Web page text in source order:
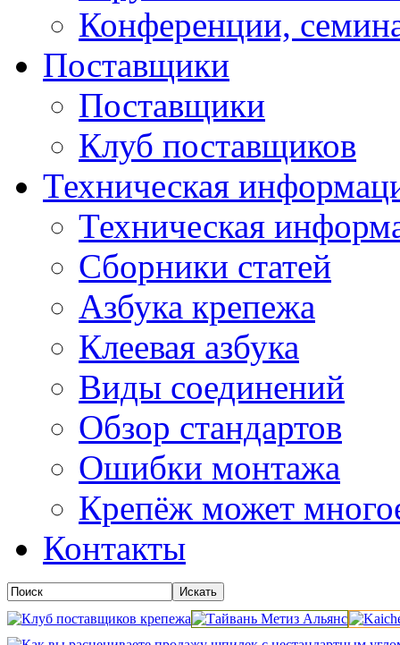
Конференции,
Поставщики
Поставщики
Клуб поставщиков
Техническая
Техническая
Сборники статей
Азбука крепежа
Клеевая азбука
Виды соединений
Обзор стандартов
Ошибки монтажа
Крепёж может
Контакты